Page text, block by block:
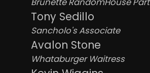
Tony Sedillo
Sancholo's Associate
Avalon Stone
Whataburger Waitress